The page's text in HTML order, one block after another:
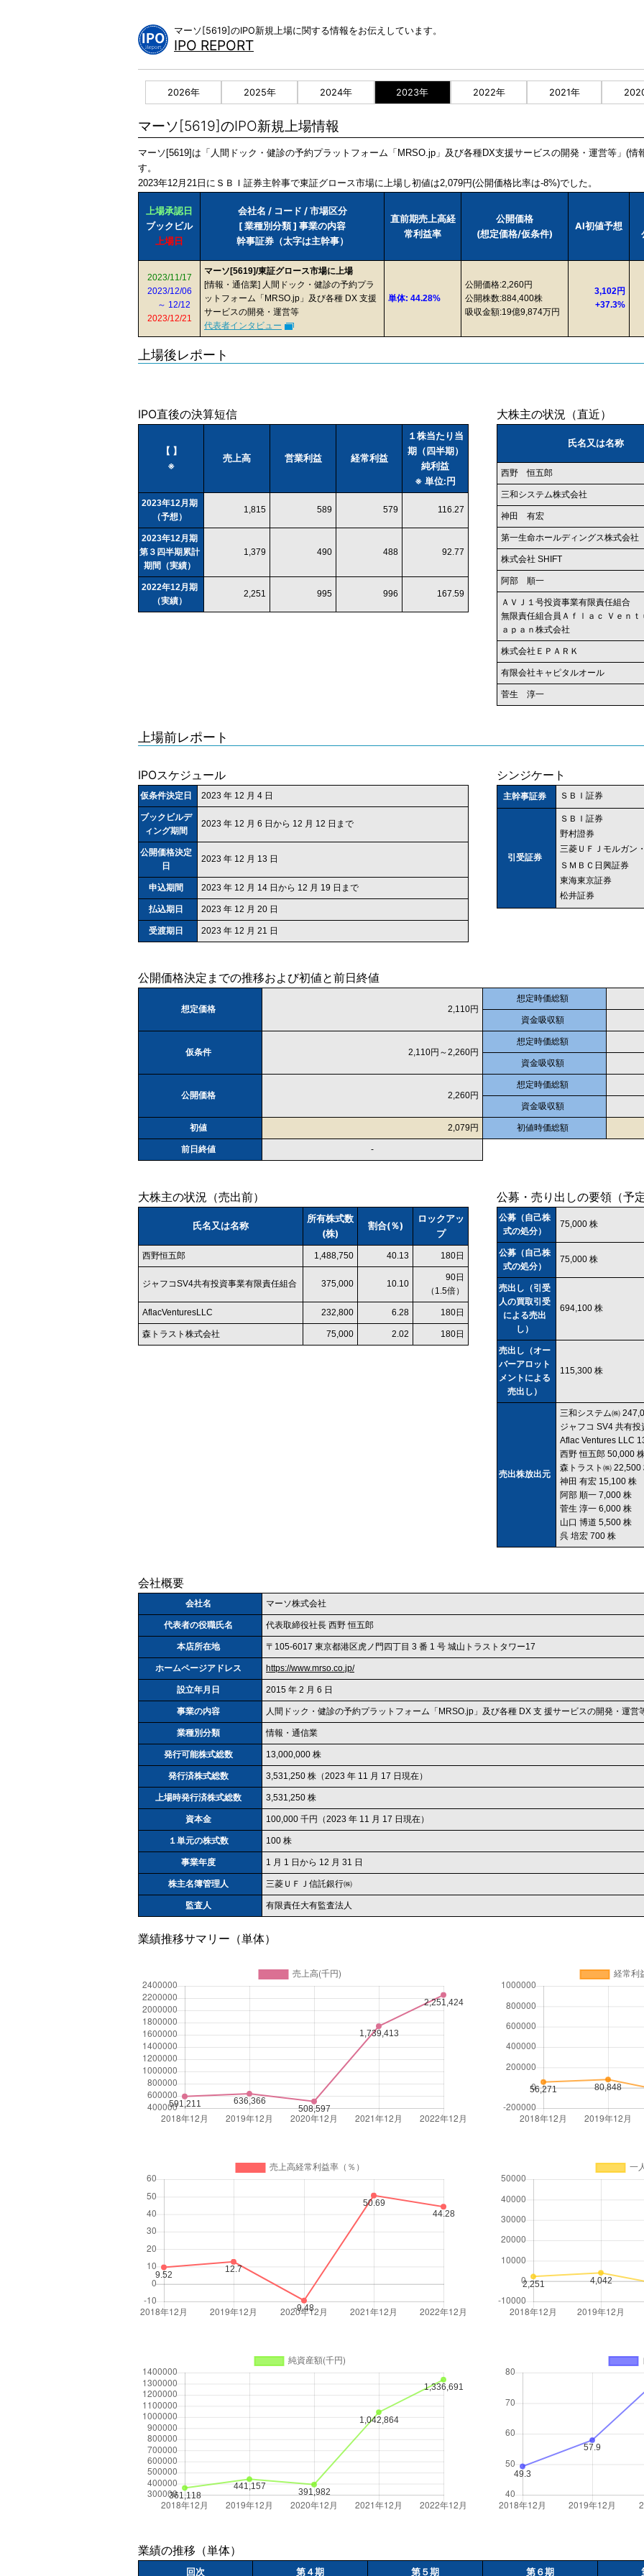
マーソ[5619]のIPO新規上場に関する情報をお伝えしています。
IPO REPORT
2026年 2025年 2024年 2023年 2022年 2021年
マーソ[5619]のIPO新規上場情報
マーソ[5619]は「人間ドック・健診の予約プラットフォーム「MRSO.jp」及び各種DX支援サービスの開発・運営等」(
す。
2023年12月21日にＳＢＩ証券主幹事で東証グロース市場に上場し初値は2,079円(公開価格比率は-8%)でした。
上場承認日
ブックビル
上場日
会社名 / コード / 市場区分
[ 業種別分類 ] 事業の内容
幹事証券（太字は主幹事）
直前期売上高経
常利益率
公開価格
(想定価格/仮条件)
AI初値予想
2023/11/17
2023/12/06
～ 12/12
2023/12/21
マーソ[5619]/東証グロース市場に上場
[情報・通信業] 人間ドック・健診の予約プラ
ットフォーム「MRSO.jp」及び各種 DX 支援
サービスの開発・運営等
代表者インタビュー
単体: 44.28%
公開価格:2,260円
公開株数:884,400株
吸収金額:19億9,874万円
3,102円
+37.3%
上場後レポート
IPO直後の決算短信
【 】
※
売上高 営業利益 経常利益
１株当たり当
期（四半期）
純利益
※ 単位:円
2023年12月期
（予想）
1,815 589 579 116.27
2023年12月期
第３四半期累計
期間（実績）
1,379 490 488 92.77
2022年12月期
（実績）
2,251 995 996 167.59
大株主の状況（直近）
氏名又は名称
西野 恒五郎
三和システム株式会社
神田 有宏
第一生命ホールディングス株式会社
株式会社 SHIFT
阿部 順一
ＡＶＪ１号投資事業有限責任組合
無限責任組合員Ａｆｌａｃ Ｖｅｎｔ
ａｐａｎ株式会社
株式会社ＥＰＡＲＫ
有限会社キャピタルオール
菅生 淳一
上場前レポート
IPOスケジュール
仮条件決定日 2023 年 12 月 4 日
ブックビルデ
ィング期間
2023 年 12 月 6 日から 12 月 12 日まで
公開価格決定
日
2023 年 12 月 13 日
申込期間 2023 年 12 月 14 日から 12 月 19 日まで
払込期日 2023 年 12 月 20 日
受渡期日 2023 年 12 月 21 日
シンジケート
主幹事証券 ＳＢＩ証券
引受証券
ＳＢＩ証券
野村證券
三菱ＵＦＪモルガン
ＳＭＢＣ日興証券
東海東京証券
松井証券
公開価格決定までの推移および初値と前日終値
想定価格 2,110円
想定時価総額
資金吸収額
仮条件 2,110円～2,260円
想定時価総額
資金吸収額
公開価格 2,260円
想定時価総額
資金吸収額
初値 2,079円 初値時価総額
前日終値 -
大株主の状況（売出前）
氏名又は名称
所有株式数
(株)
割合(％)
ロックアッ
プ
西野恒五郎 1,488,750 40.13 180日
ジャフコSV4共有投資事業有限責任組合 375,000 10.10
90日
（1.5倍）
AflacVenturesLLC 232,800 6.28 180日
森トラスト株式会社 75,000 2.02 180日
公募・売り出しの要領（予
公募（自己株
式の処分）
75,000 株
公募（自己株
式の処分）
75,000 株
売出し（引受
人の買取引受
による売出
し）
694,100 株
売出し（オー
バーアロット
メントによる
売出し）
115,300 株
売出株放出元
三和システム㈱
ジャフコ SV4 共有
Aflac Ventures LLC
西野 恒五郎 50,000
森トラスト㈱ 22,500
神田 有宏 15,100 株
阿部 順一 7,000 株
菅生 淳一 6,000 株
山口 博道 5,500 株
呉 培宏 700 株
会社概要
会社名 マーソ株式会社
代表者の役職氏名 代表取締役社長 西野 恒五郎
本店所在地 〒105‐6017 東京都港区虎ノ門四丁目 3 番 1 号 城山トラストタワー17
ホームページアドレス https://www.mrso.co.jp/
設立年月日 2015 年 2 月 6 日
事業の内容 人間ドック・健診の予約プラットフォーム「MRSO.jp」及び各種 DX 支 援サービスの開発・運営
業種別分類 情報・通信業
発行可能株式総数 13,000,000 株
発行済株式総数 3,531,250 株（2023 年 11 月 17 日現在）
上場時発行済株式総数 3,531,250 株
資本金 100,000 千円（2023 年 11 月 17 日現在）
１単元の株式数 100 株
事業年度 1 月 1 日から 12 月 31 日
株主名簿管理人 三菱ＵＦＪ信託銀行㈱
監査人 有限責任大有監査法人
業績推移サマリー（単体）
業績の推移（単体）
回次 第４期 第５期 第６期